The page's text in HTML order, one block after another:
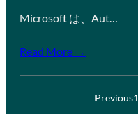
Microsoft は、Aut…
Read More →
Previous1